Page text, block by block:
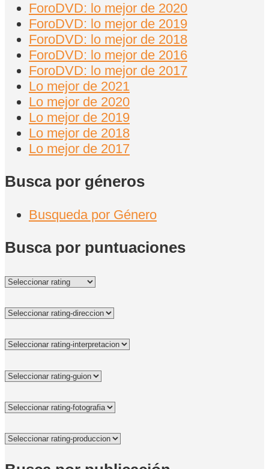
ForoDVD: lo mejor de 2020
ForoDVD: lo mejor de 2019
ForoDVD: lo mejor de 2018
ForoDVD: lo mejor de 2016
ForoDVD: lo mejor de 2017
Lo mejor de 2021
Lo mejor de 2020
Lo mejor de 2019
Lo mejor de 2018
Lo mejor de 2017
Busca por géneros
Busqueda por Género
Busca por puntuaciones